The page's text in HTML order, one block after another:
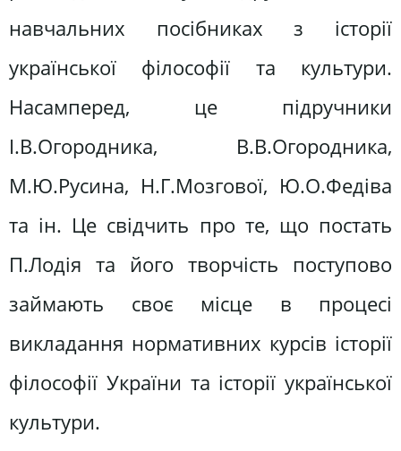
навчальних посібниках з історії
української філософії та культури.
Насамперед, це підручники
І.В.Огородника, В.В.Огородника,
М.Ю.Русина, Н.Г.Мозгової, Ю.О.Федіва
та ін. Це свідчить про те, що постать
П.Лодія та його творчість поступово
займають своє місце в процесі
викладання нормативних курсів історії
філософії України та історії української
культури.